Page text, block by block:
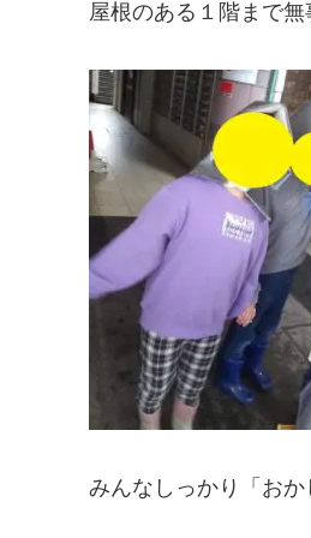
屋根のある１階まで
みんなしっかり「おか